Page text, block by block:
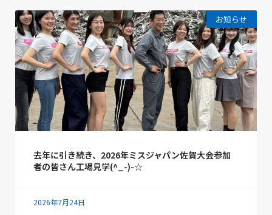
お知らせ
去年に引き続き、2026年ミスジャパン佐賀大会参加
者の皆さん工場見学(^_-)-☆
2026年7月24日